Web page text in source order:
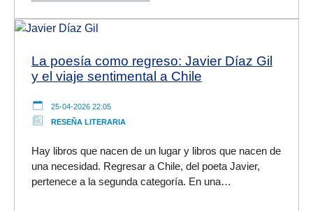
La poesía como regreso: Javier Díaz Gil
y el viaje sentimental a Chile
25-04-2026 22:05
RESEÑA LITERARIA
Hay libros que nacen de un lugar y libros que nacen de
una necesidad. Regresar a Chile, del poeta Javier,
pertenece a la segunda categoría. En una…